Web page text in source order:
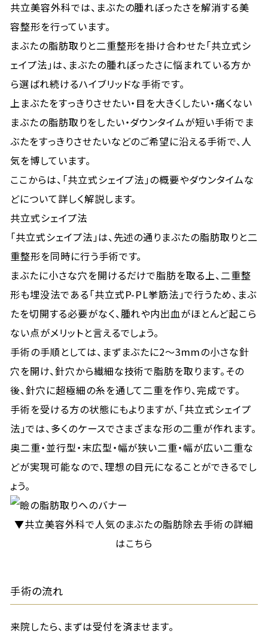
共立美容外科では、まぶたの腫れぼったさを解消する美
容整形を行っています。
まぶたの脂肪取りと二重整形を掛け合わせた「共立式シ
ェイプ法」は、まぶたの腫れぼったさに悩まれている方か
ら選ばれ続けるハイブリッドな手術です。
上まぶたをすっきりさせたい・目を大きくしたい・痛くない
まぶたの脂肪取りをしたい・ダウンタイムが短い手術でま
ぶたをすっきりさせたいなどのご希望に沿える手術で、人
気を博しています。
ここからは、「共立式シェイプ法」の概要やダウンタイムな
どについて詳しく解説します。
共立式シェイプ法
「共立式シェイプ法」は、先述の通りまぶたの脂肪取りと二
重整形を同時に行う手術です。
まぶたに小さな穴を開けるだけで脂肪を取る上、二重整
形も埋没法である「共立式P-PL挙筋法」で行うため、まぶ
たを切開する必要がなく、腫れや内出血がほとんど起こら
ない点がメリットと言えるでしょう。
手術の手順としては、まずまぶたに2～3mmの小さな針
穴を開け、針穴から繊細な技術で脂肪を取ります。その
後、針穴に超極細の糸を通して二重を作り、完成です。
手術を受ける方の状態にもよりますが、「共立式シェイプ
法」では、多くのケースでさまざまな形の二重が作れます。
奥二重・並行型・末広型・幅が狭い二重・幅が広い二重な
どが実現可能なので、理想の目元になることができるでし
ょう。
▼共立美容外科で人気のまぶたの脂肪除去手術の詳細
はこちら
手術の流れ
来院したら、まずは受付を済ませます。